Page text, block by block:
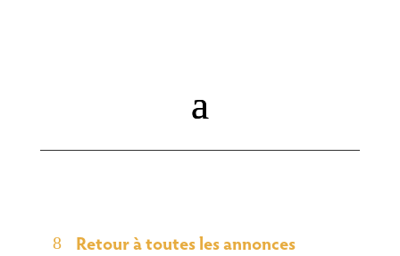
Retour à toutes les annonces